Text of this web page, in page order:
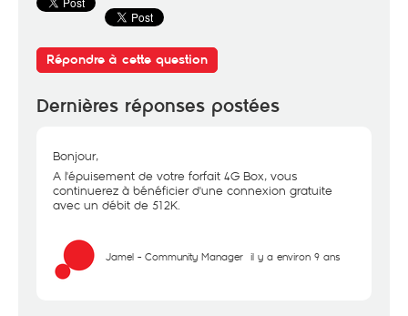
Répondre à cette question
Dernières réponses postées
Bonjour,
A l'épuisement de votre forfait 4G Box, vous
continuerez à bénéficier d'une connexion gratuite
avec un débit de 512K.
Jamel - Community Manager il y a environ 9 ans